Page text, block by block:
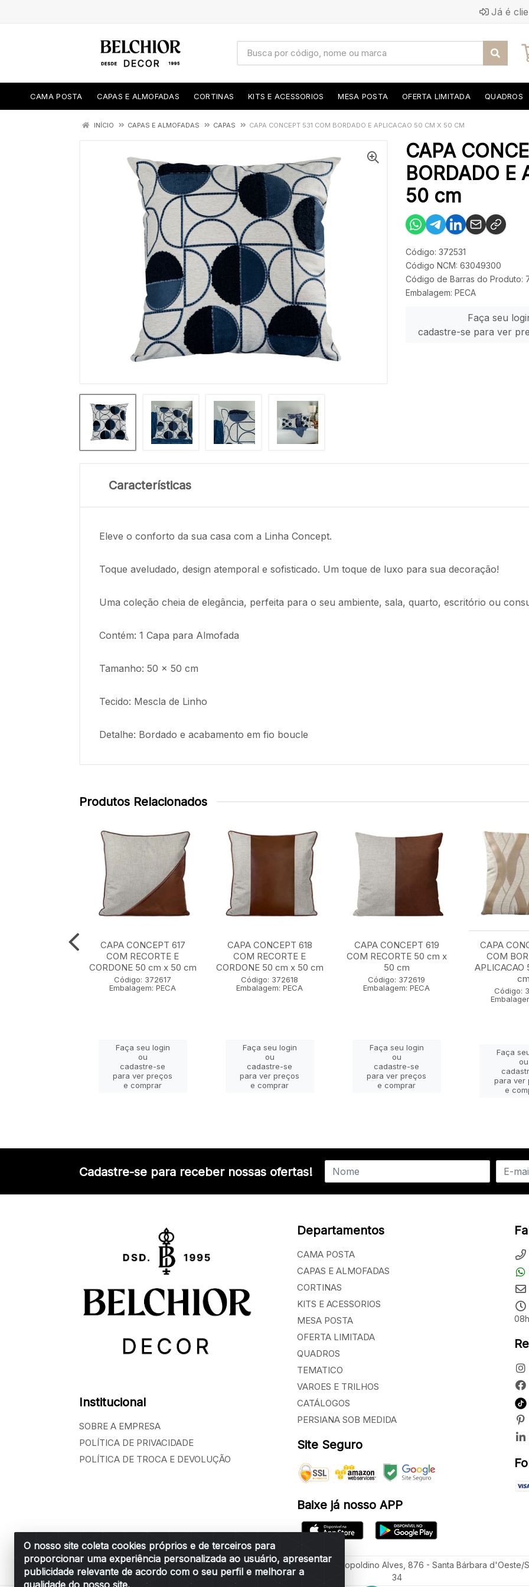
Já é
CAMA POSTA CAPAS E ALMOFADAS CORTINAS KITS E ACESSORIOS MESA POSTA OFERTA LIMITADA QUADROS
INÍCIO CAPAS E ALMOFADAS CAPAS CAPA CONCEPT 531 COM BORDADO E APLICACAO 50 CM X 50 CM
CAPA
BORDADO E
50 cm
Código: 372531
Código NCM: 63049300
Código de Barras do Produto:
Embalagem: PECA
Faça seu
cadastre-se para ver
Características
Eleve o conforto da sua casa com a Linha Concept.
Toque aveludado, design atemporal e sofisticado. Um toque de luxo para sua decoração!
Uma coleção cheia de elegância, perfeita para o seu ambiente, sala, quarto, escritório ou
Contém: 1 Capa para Almofada
Tamanho: 50 x 50 cm
Tecido: Mescla de Linho
Detalhe: Bordado e acabamento em fio boucle
Produtos Relacionados
CAPA CONCEPT 617
COM RECORTE E
CORDONE 50 cm x 50 cm
Código: 372617
Embalagem: PECA
Faça seu login
ou
cadastre-se
para ver preços
e comprar
CAPA CONCEPT 618
COM RECORTE E
CORDONE 50 cm x 50 cm
Código: 372618
Embalagem: PECA
Faça seu login
ou
cadastre-se
para ver preços
e comprar
CAPA CONCEPT 619
COM RECORTE 50 cm x
50 cm
Código: 372619
Embalagem: PECA
Faça seu login
ou
cadastre-se
para ver preços
e comprar
CAPA
COM
APLICACAO
cm
Código:
Faça
ou
para ver
e
O nosso site coleta cookies próprios e de terceiros para
proporcionar uma experiência personalizada ao usuário, apresentar
publicidade relevante de acordo com o seu perfil e melhorar a
qualidade do nosso site.
Cadastre-se para receber nossas ofertas!
Institucional
SOBRE A EMPRESA
POLÍTICA DE PRIVACIDADE
POLÍTICA DE TROCA E DEVOLUÇÃO
Departamentos
CAMA POSTA
CAPAS E ALMOFADAS
CORTINAS
KITS E ACESSORIOS
MESA POSTA
OFERTA LIMITADA
QUADROS
TEMATICO
VAROES E TRILHOS
CATÁLOGOS
PERSIANA SOB MEDIDA
Site Seguro
Baixe já nosso APP
Belchior Cortinas e Acessórios LTDA - R: Rua Vereador Sérgio Leopoldino Alves, 876 - Santa Bárbara d'Oeste/
34